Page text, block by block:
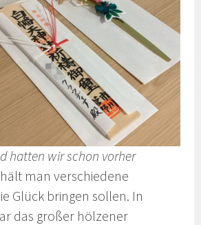
hatten wir schon vorher
man verschiedene
Glück bringen sollen. In
das großer hölzener